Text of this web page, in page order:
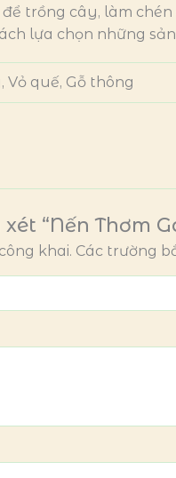
trồng cây, làm
lựa chọn những
Vỏ quế, Gỗ thông
“Nến Thơm
khai. Các trường